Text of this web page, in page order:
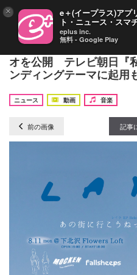
レイラ、新曲「ダンスホ
オを公開 テレビ朝日『
ンディングテーマに起用
ニュース
動画 音楽
前の画像 記事
× e＋(イープラス)アプ
ト・ニュース・スマ
eplus inc.
無料 - Google Play